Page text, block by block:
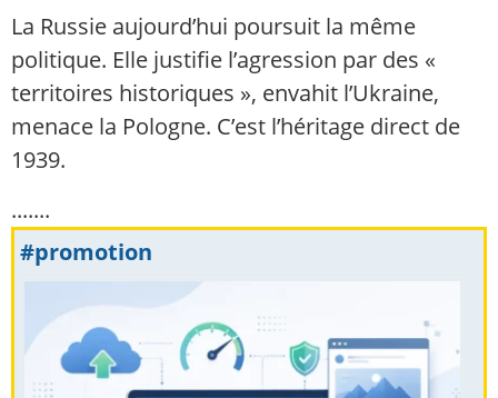
La Russie aujourd’hui poursuit la même
politique. Elle justifie l’agression par des «
territoires historiques », envahit l’Ukraine,
menace la Pologne. C’est l’héritage direct de
1939.
.......
#promotion